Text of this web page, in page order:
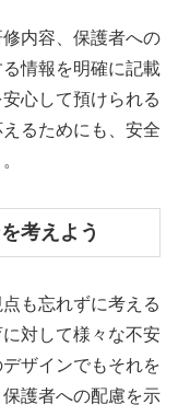
内容、保護者への
情報を明確に記載
心して預けられる
るためにも、安全
考えよう
も忘れずに考える
対して様々な不安
ザインでもそれを
護者への配慮を示